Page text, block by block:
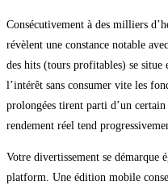
Consécutivement à des milliers
révèlent une constance notable
des hits (tours profitables) se
l’intérêt sans consumer vite les
prolongées tirent parti d’un
rendement réel tend
Votre divertissement se démarque
platform. Une édition mobile